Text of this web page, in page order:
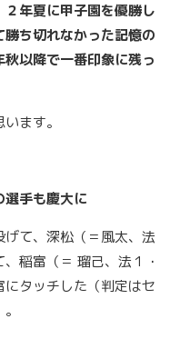
年夏に甲子園を優勝し
ち切れなかった記憶の
以降で一番印象に残っ
ます。
選手も慶大に
て、深松（＝風太、法
稲富（＝ 瑠己、法１・
タッチした（判定はセ